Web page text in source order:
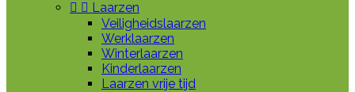
  Laarzen
Veiligheidslaarzen
Werklaarzen
Winterlaarzen
Kinderlaarzen
Laarzen vrije tijd